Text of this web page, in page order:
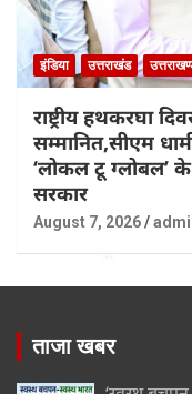
इंडिया उत्तराखंड
राष्ट्रीय हथकरघा
सम्मानित,सीएम
‘लोकल टू ग्लोबल’
सरकार
August 7, 2026
ताजा खबर